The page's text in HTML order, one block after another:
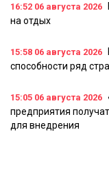
16:52 06 августа 2026
на отдых
15:58 06 августа 2026
способности ряд
15:05 06 августа 2026
предприятия
для внедрения